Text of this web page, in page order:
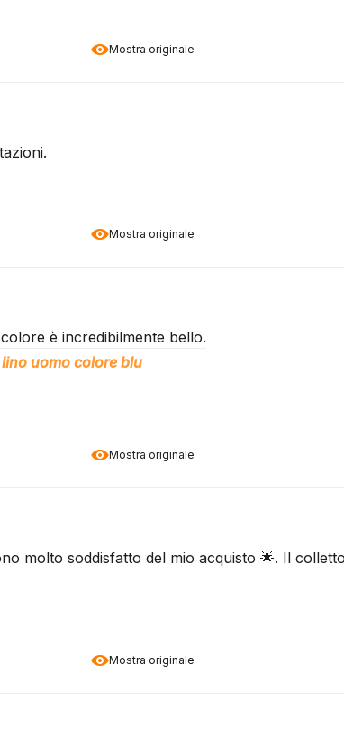
Mostra originale
Mostra originale
Mostra originale
è incredibilmente bello.
uomo colore blu
Mostra originale
molto soddisfatto del mio acquisto 🌟. Il